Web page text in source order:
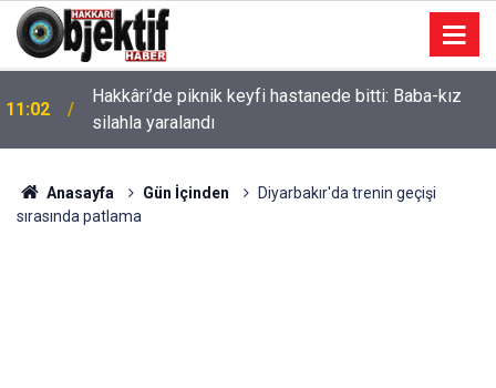
11:02
Hakkâri’de piknik keyfi hastanede bitti: Baba-kız
silahla yaralandı
Anasayfa Gün İçinden
Diyarbakır'da trenin geçişi
sırasında patlama